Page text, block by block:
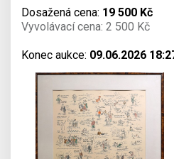
Dosažená cena: 19 500 Kč
Vyvolávací cena: 2 500 Kč
Konec aukce: 09.06.2026